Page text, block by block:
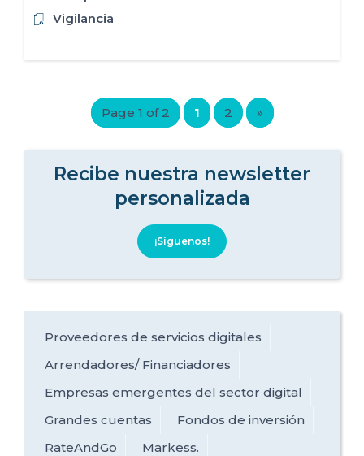
Vigilancia
Page 1 of 2 1 2 »
Recibe nuestra newsletter
personalizada
¡Síguenos!
Proveedores de servicios digitales
Arrendadores/ Financiadores
Empresas emergentes del sector digital
Grandes cuentas
Fondos de inversión
RateAndGo
Markess.